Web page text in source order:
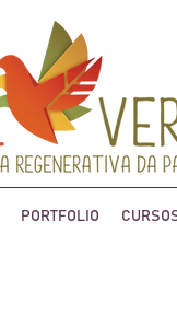
PORTFOLIO